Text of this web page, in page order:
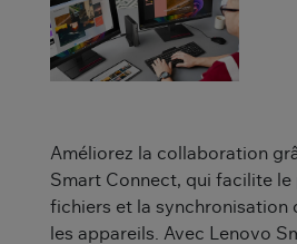
Améliorez la collaboration
Smart Connect, qui facilite le
fichiers et la synchronisation
les appareils. Avec Lenovo